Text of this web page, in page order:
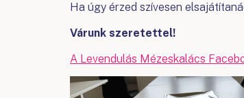
Ha úgy érzed szívesen
Várunk szeretettel!
A Levendulás Mézeskalács